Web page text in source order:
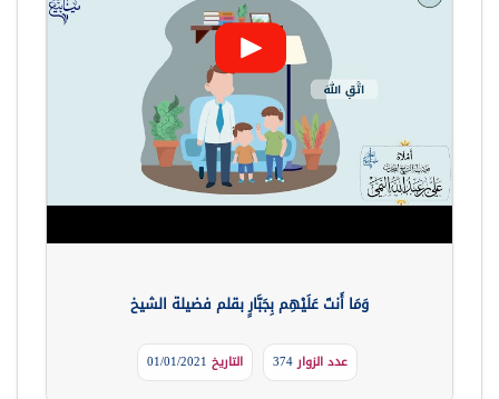
وَمَا أَنتَ عَلَيْهِم بِجَبَّارٍ بقلم فضيلة الشيخ
عدد الزوار374 التاريخ